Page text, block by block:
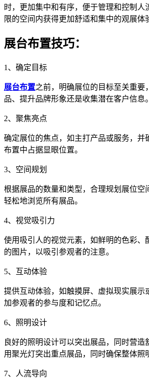
时，更加集中和有序，便于管理和控制人
限的空间内获得更加舒适和集中的观展体
展台布置技巧：
1、确定目标
展台布置之前，明确展位的目标至关重要
品、提升品牌形象还是收集潜在客户信息。
2、聚焦亮点
确定展位的焦点，如主打产品或服务，并
布置中占据显眼位置。
3、空间规划
根据展品的数量和类型，合理规划展位空
轻松地浏览所有展品。
4、视觉吸引力
使用吸引人的视觉元素，如鲜明的色彩、
的图片，以吸引参观者的注意。
5、互动体验
提供互动体验，如触摸屏、虚拟现实展示
加参观者的参与度和记忆点。
6、照明设计
良好的照明设计可以突出展品，同时营造
用聚光灯突出重点展品，同时确保整体照
7、人流导向